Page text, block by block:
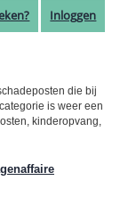
Inloggen
die bij
is weer een
kinderopvang,